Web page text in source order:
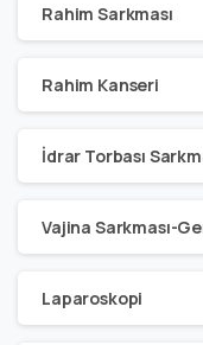
Rahim Sarkması
Rahim Kanseri
İdrar Torbası
Vajina Sarkması-
Laparoskopi